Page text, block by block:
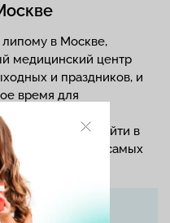
в Москве,
медицинский центр
и праздников, и
время для
обследования и
вы можете пройти в
— одни из самых